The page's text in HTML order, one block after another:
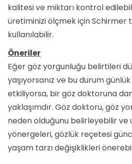
kalitesi ve miktarı kontrol
üretiminizi ölçmek için Schirmer
kullanılabilir.
Öneriler
Eğer göz yorgunluğu belirtileri
yaşıyorsanız ve bu durum
etkiliyorsa, bir göz doktoruna
yaklaşımdır. Göz doktoru, göz
neden olduğunu belirleyebilir ve
yönergeleri, gözlük reçetesi
yaşam tarzı değişiklikleri